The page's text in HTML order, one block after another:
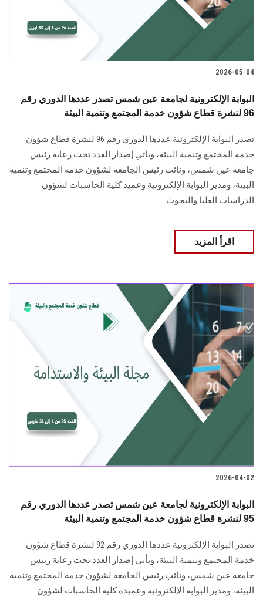
2026-05-04
البوابة الإلكترونية لجامعة عين شمس تصدر عددها الدوري رقم
96 لنشرة قطاع شؤون خدمة المجتمع وتنمية البيئة
تصدر البوابة الإلكترونية عددها الدوري رقم 96 لنشرة قطاع شؤون
خدمة ‏المجتمع وتنمية البيئة‎، ويأتي إصدار العدد تحت رعاية رئيس
جامعة عين شمس، ونائب رئيس الجامعة لشؤون خدمة المجتمع وتنمية
البيئة، و‏مدير البوابة الإلكترونية وعميد كلية الحاسبات لشؤون
الدراسات العليا ‏والبحوث‎.‎
اقرأ المزيد
2026-04-02
البوابة الإلكترونية لجامعة عين شمس تصدر عددها الدوري رقم
95 لنشرة قطاع شؤون خدمة المجتمع وتنمية البيئة
تصدر البوابة الإلكترونية عددها الدوري رقم 92 لنشرة قطاع شؤون
خدمة ‏المجتمع وتنمية البيئة‎، ويأتي إصدار العدد تحت رعاية رئيس
جامعة عين شمس، ونائب رئيس الجامعة لشؤون خدمة المجتمع وتنمية
البيئة، و‏مدير البوابة الإلكترونية وعميدة كلية الحاسبات لشؤون